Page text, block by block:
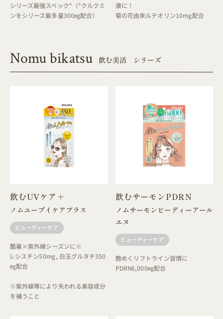
シリーズ最強スペック*（*クルクミ
ンをシリーズ最多量300㎎配合）
康に！
菊の花由来ルテオリン10mg配合
Nomu bikatsu 飲む美活 シリーズ
飲むUVケア＋
ノムユーブイケアプラス
ビューティーケア
酷暑×紫外線シーズンに※
L-シスチン50mg, 白玉グルタチ350
㎎配合
※紫外線等により失われる美容成分
を補うこと
飲むサーモンPDRN
ノムサーモンピーディーアール
エヌ
ビューティーケア
艶めくリフトライン習慣に
PDRN6,000㎎配合